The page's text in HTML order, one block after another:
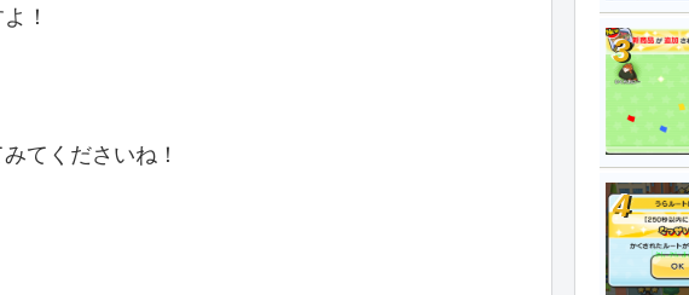
！
てくださいね！